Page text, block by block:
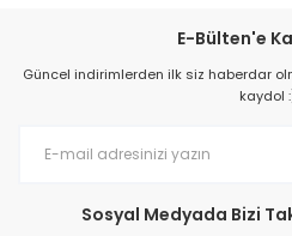
E-Bülten'e
Güncel indirimlerden ilk siz haberdar
kaydol
Sosyal Medyada Bizi